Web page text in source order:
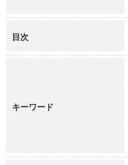
目次
キーワード